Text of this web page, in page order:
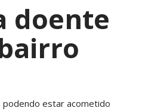
doente
podendo estar acometido